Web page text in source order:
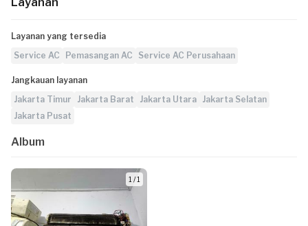
Layanan yang tersedia
Service AC
Pemasangan AC Service AC Perusahaan
Jangkauan layanan
Jakarta Timur
Jakarta Barat Jakarta Utara Jakarta Selatan
Jakarta Pusat
Album
1 / 1